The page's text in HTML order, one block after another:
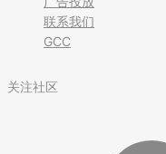
联系我们
GCC
关注社区